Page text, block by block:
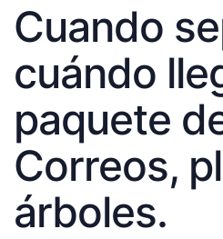
Cuando
cuándo
paquete
Correos,
árboles.